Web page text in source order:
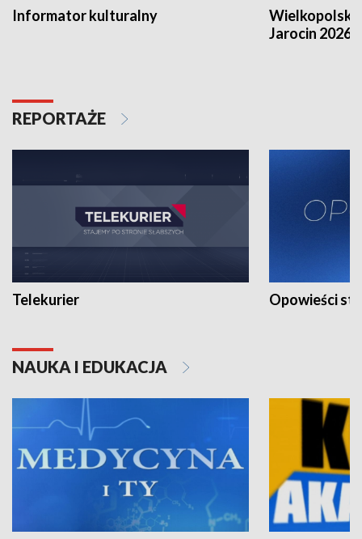
Informator kulturalny
Jarocin 2026
REPORTAŻE
Telekurier Opowieści
NAUKA I EDUKACJA